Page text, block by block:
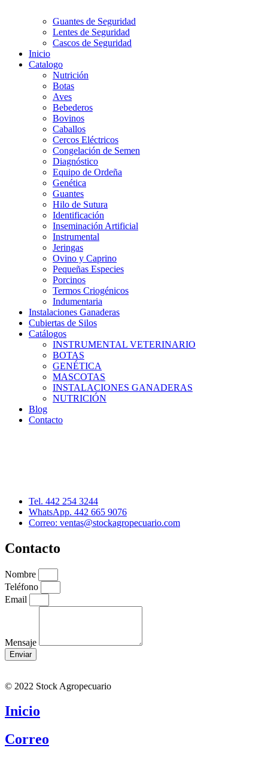
Guantes de Seguridad
Lentes de Seguridad
Cascos de Seguridad
Inicio
Catalogo
Nutrición
Botas
Aves
Bebederos
Bovinos
Caballos
Cercos Eléctricos
Congelación de Semen
Diagnóstico
Equipo de Ordeña
Genética
Guantes
Hilo de Sutura
Identificación
Inseminación Artificial
Instrumental
Jeringas
Ovino y Caprino
Pequeñas Especies
Porcinos
Termos Criogénicos
Indumentaria
Instalaciones Ganaderas
Cubiertas de Silos
Catálogos
INSTRUMENTAL VETERINARIO
BOTAS
GENÉTICA
MASCOTAS
INSTALACIONES GANADERAS
NUTRICIÓN
Blog
Contacto
Tel. 442 254 3244
WhatsApp. 442 665 9076
Correo: ventas@stockagropecuario.com
Contacto
Nombre
Teléfono
Email
Mensaje
Enviar
© 2022 Stock Agropecuario
Inicio
Correo